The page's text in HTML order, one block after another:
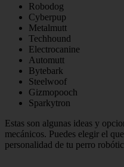
Robodog
Cyberpup
Metalmutt
Techhound
Electrocanine
Automutt
Bytebark
Steelwoof
Gizmopooch
Sparkytron
Estas son algunas ideas y
mecánicos. Puedes elegir el
personalidad de tu perro